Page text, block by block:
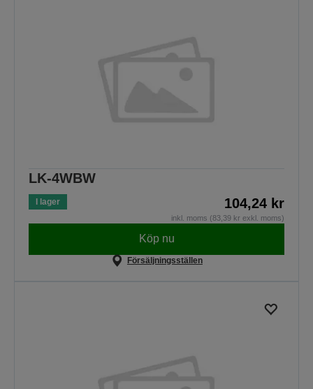
LK-4WBW
I lager 104,24 kr
inkl. moms (83,39 kr exkl. moms)
Köp nu
Försäljningsställen